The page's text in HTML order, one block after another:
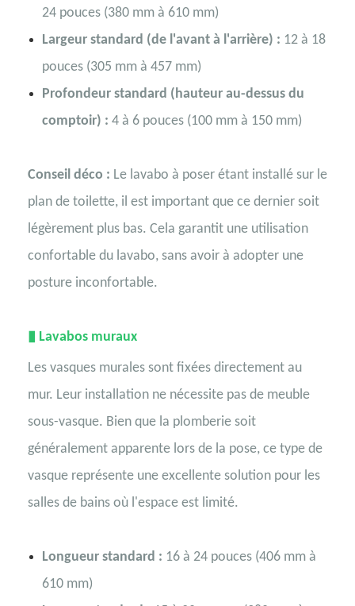
24 pouces (380 mm à 610 mm)
Largeur standard (de l'avant à l'arrière) : 12 à 18
pouces (305 mm à 457 mm)
Profondeur standard (hauteur au-dessus du
comptoir) : 4 à 6 pouces (100 mm à 150 mm)
Conseil déco : Le lavabo à poser étant installé sur le
plan de toilette, il est important que ce dernier soit
légèrement plus bas. Cela garantit une utilisation
confortable du lavabo, sans avoir à adopter une
posture inconfortable.
Lavabos muraux
Les vasques murales sont fixées directement au
mur. Leur installation ne nécessite pas de meuble
sous-vasque. Bien que la plomberie soit
généralement apparente lors de la pose, ce type de
vasque représente une excellente solution pour les
salles de bains où l'espace est limité.
Longueur standard : 16 à 24 pouces (406 mm à
610 mm)